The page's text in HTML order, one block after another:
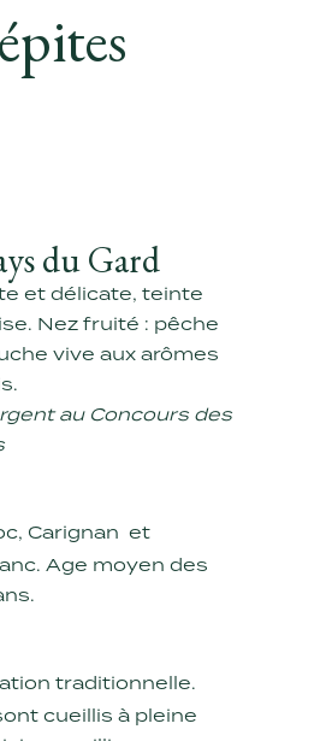
du Gard
et délicate, teinte
Nez fruité : pêche
vive aux arômes
au Concours des
Carignan et
Age moyen des
traditionnelle.
cueillis à pleine